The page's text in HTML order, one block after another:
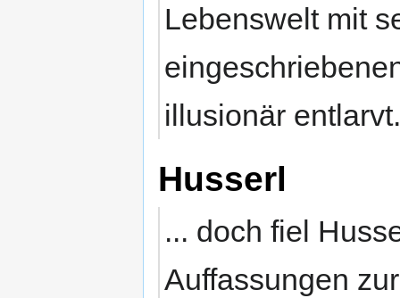
Lebenswelt mit
illusionär
Husserl
... doch fiel
Auffassungen